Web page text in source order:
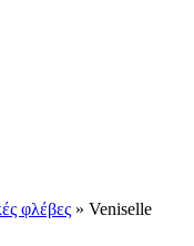
φλέβες » Veniselle